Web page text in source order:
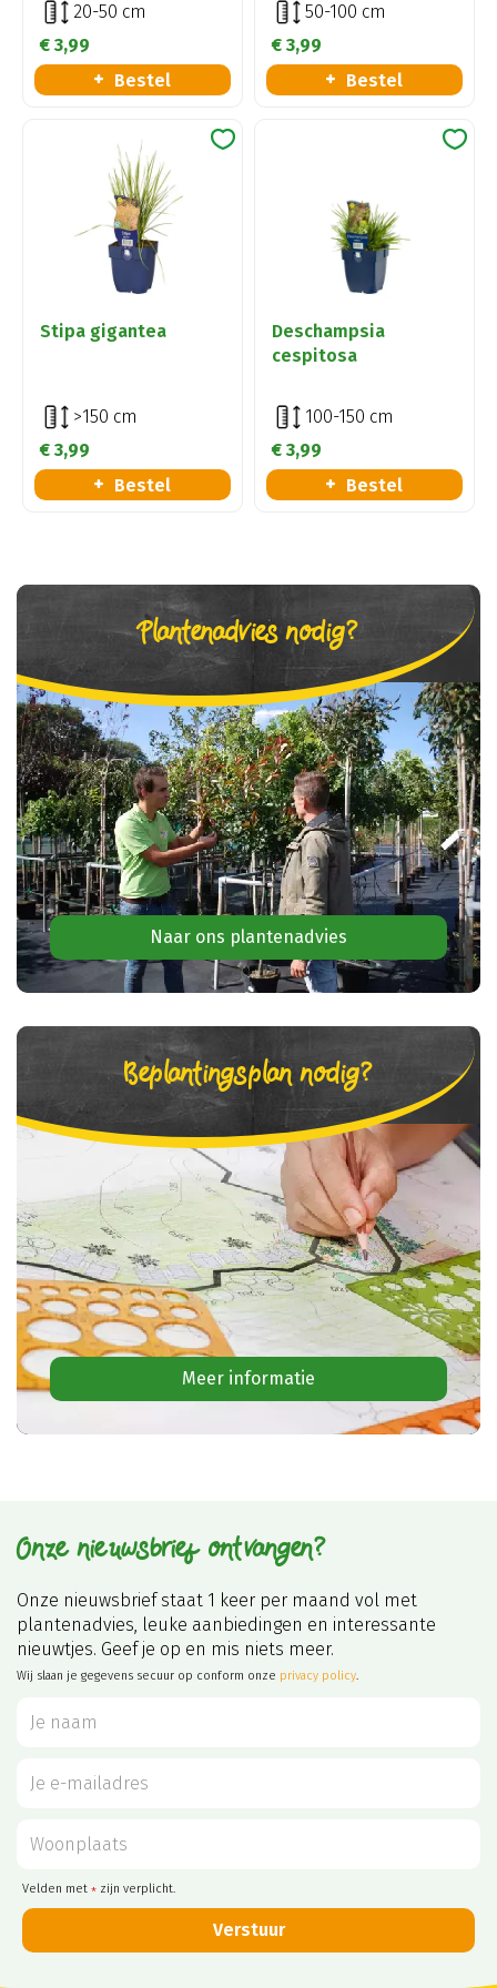
20-50 cm
€ 3,99
Bestel
50-100 cm
€ 3,99
Bestel
Stipa gigantea
>150 cm
€ 3,99
Bestel
Deschampsia
cespitosa
100-150 cm
€ 3,99
Bestel
Plantenadvies nodig?
Naar ons plantenadvies
Beplantingsplan nodig?
Meer informatie
Onze nieuwsbrief ontvangen?
Onze nieuwsbrief staat 1 keer per maand vol met
plantenadvies, leuke aanbiedingen en interessante
nieuwtjes. Geef je op en mis niets meer.
Wij slaan je gegevens secuur op conform onze privacy policy.
Velden met * zijn verplicht.